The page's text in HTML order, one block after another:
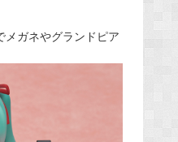
メガネやグランドピア